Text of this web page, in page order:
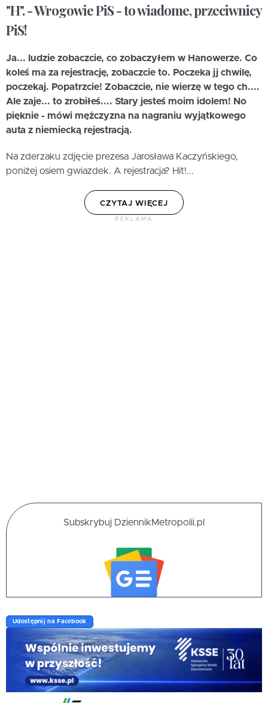
"H". - Wrogowie PiS - to wiadome, przeciwnicy
PiS!
Ja... ludzie zobaczcie, co zobaczyłem w Hanowerze. Co
koleś ma za rejestrację, zobaczcie to. Poczeka jj chwilę,
poczekaj. Popatrzcie! Zobaczcie, nie wierzę w tego ch....
Ale zaje... to zrobiłeś.... Stary jesteś moim idolem! No
pięknie - mówi mężczyzna na nagraniu wyjątkowego
auta z niemiecką rejestracją.
Na zderzaku zdjęcie prezesa Jarosława Kaczyńskiego,
poniżej osiem gwiazdek. A rejestracja? Hit!...
CZYTAJ WIĘCEJ
REKLAMA
Subskrybuj DziennikMetropolii.pl
Udostępnij na Facebook